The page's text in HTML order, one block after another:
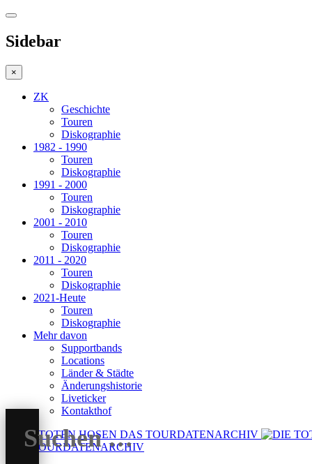
Sidebar
×
ZK
Geschichte
Touren
Diskographie
1982 - 1990
Touren
Diskographie
1991 - 2000
Touren
Diskographie
2001 - 2010
Touren
Diskographie
2011 - 2020
Touren
Diskographie
2021-Heute
Touren
Diskographie
Mehr davon
Supportbands
Locations
Länder & Städte
Änderungshistorie
Liveticker
Kontakthof
DAS TOURDATENARCHIV